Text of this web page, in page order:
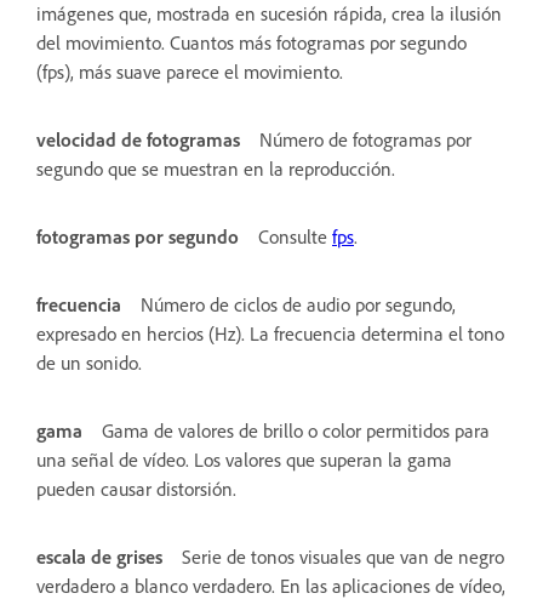
imágenes que, mostrada en sucesión rápida, crea la ilusión
del movimiento. Cuantos más fotogramas por segundo
(fps), más suave parece el movimiento.
velocidad de fotogramas
Número de fotogramas por
segundo que se muestran en la reproducción.
fotogramas por segundo Consulte fps.
frecuencia
Número de ciclos de audio por segundo,
expresado en hercios (Hz). La frecuencia determina el tono
de un sonido.
gama
Gama de valores de brillo o color permitidos para
una señal de vídeo. Los valores que superan la gama
pueden causar distorsión.
escala de grises
Serie de tonos visuales que van de negro
verdadero a blanco verdadero. En las aplicaciones de vídeo,